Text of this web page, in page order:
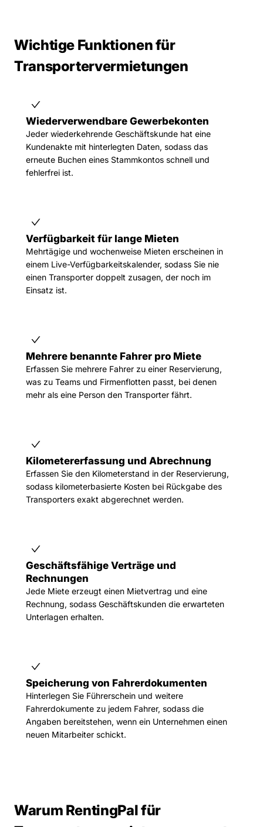
Wichtige Funktionen für
Transportervermietungen
Wiederverwendbare Gewerbekonten
Jeder wiederkehrende Geschäftskunde hat eine
Kundenakte mit hinterlegten Daten, sodass das
erneute Buchen eines Stammkontos schnell und
fehlerfrei ist.
Verfügbarkeit für lange Mieten
Mehrtägige und wochenweise Mieten erscheinen in
einem Live-Verfügbarkeitskalender, sodass Sie nie
einen Transporter doppelt zusagen, der noch im
Einsatz ist.
Mehrere benannte Fahrer pro Miete
Erfassen Sie mehrere Fahrer zu einer Reservierung,
was zu Teams und Firmenflotten passt, bei denen
mehr als eine Person den Transporter fährt.
Kilometererfassung und Abrechnung
Erfassen Sie den Kilometerstand in der Reservierung,
sodass kilometerbasierte Kosten bei Rückgabe des
Transporters exakt abgerechnet werden.
Geschäftsfähige Verträge und
Rechnungen
Jede Miete erzeugt einen Mietvertrag und eine
Rechnung, sodass Geschäftskunden die erwarteten
Unterlagen erhalten.
Speicherung von Fahrerdokumenten
Hinterlegen Sie Führerschein und weitere
Fahrerdokumente zu jedem Fahrer, sodass die
Angaben bereitstehen, wenn ein Unternehmen einen
neuen Mitarbeiter schickt.
Warum RentingPal für